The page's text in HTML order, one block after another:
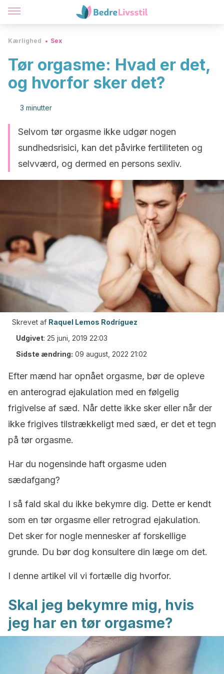
Kærlighed Sex
Tør orgasme: Hvad er det,
og hvorfor sker det?
3 minutter
Selvom tør orgasme ikke udgør nogen
sundhedsrisici, kan det påvirke fertiliteten og
selvværd, og dermed en persons sexliv.
Skrevet af Raquel Lemos Rodríguez
Udgivet: 25 juni, 2019 22:03
Sidste ændring: 09 august, 2022 21:02
Efter mænd har opnået orgasme, bør de opleve
en anterograd ejakulation med en følgelig
frigivelse af sæd. Når dette ikke sker eller når der
ikke frigives tilstrækkeligt med sæd, er det et tegn
på tør orgasme.
Har du nogensinde haft orgasme uden
sædafgang?
I så fald skal du ikke bekymre dig. Dette er kendt
som en tør orgasme eller retrograd ejakulation.
Det sker for nogle mennesker af forskellige
grunde. Du bør dog konsultere din læge om det.
I denne artikel vil vi fortælle dig hvorfor.
Skal jeg bekymre mig, hvis
jeg har en tør orgasme?